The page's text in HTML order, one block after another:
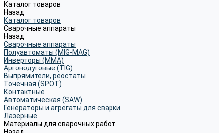
Каталог товаров
Назад
Каталог товаров
Сварочные аппараты
Назад
Сварочные аппараты
Полуавтоматы (MIG-MAG)
Инверторы (MMA)
Аргонодуговые (TIG)
Выпрямители, реостаты
Точечная (SPOT)
Контактные
Автоматическая (SAW)
Генераторы и агрегаты для сварки
Лазерные
Материалы для сварочных работ